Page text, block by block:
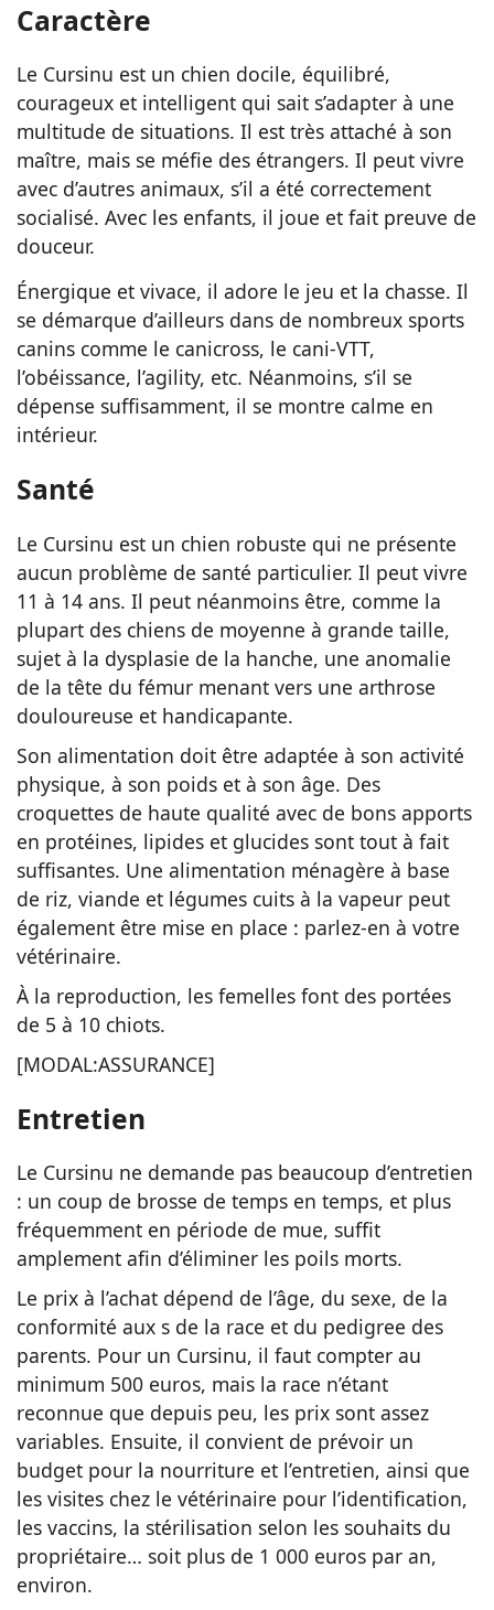
Caractère
Le Cursinu est un chien docile, équilibré,
courageux et intelligent qui sait s’adapter à une
multitude de situations. Il est très attaché à son
maître, mais se méfie des étrangers. Il peut vivre
avec d’autres animaux, s’il a été correctement
socialisé. Avec les enfants, il joue et fait preuve de
douceur.
Énergique et vivace, il adore le jeu et la chasse. Il
se démarque d’ailleurs dans de nombreux sports
canins comme le canicross, le cani-VTT,
l’obéissance, l’agility, etc. Néanmoins, s’il se
dépense suffisamment, il se montre calme en
intérieur.
Santé
Le Cursinu est un chien robuste qui ne présente
aucun problème de santé particulier. Il peut vivre
11 à 14 ans. Il peut néanmoins être, comme la
plupart des chiens de moyenne à grande taille,
sujet à la dysplasie de la hanche, une anomalie
de la tête du fémur menant vers une arthrose
douloureuse et handicapante.
Son alimentation doit être adaptée à son activité
physique, à son poids et à son âge. Des
croquettes de haute qualité avec de bons apports
en protéines, lipides et glucides sont tout à fait
suffisantes. Une alimentation ménagère à base
de riz, viande et légumes cuits à la vapeur peut
également être mise en place : parlez-en à votre
vétérinaire.
À la reproduction, les femelles font des portées
de 5 à 10 chiots.
[MODAL:ASSURANCE]
Entretien
Le Cursinu ne demande pas beaucoup d’entretien
: un coup de brosse de temps en temps, et plus
fréquemment en période de mue, suffit
amplement afin d’éliminer les poils morts.
Le prix à l’achat dépend de l’âge, du sexe, de la
conformité aux s de la race et du pedigree des
parents. Pour un Cursinu, il faut compter au
minimum 500 euros, mais la race n’étant
reconnue que depuis peu, les prix sont assez
variables. Ensuite, il convient de prévoir un
budget pour la nourriture et l’entretien, ainsi que
les visites chez le vétérinaire pour l’identification,
les vaccins, la stérilisation selon les souhaits du
propriétaire… soit plus de 1 000 euros par an,
environ.